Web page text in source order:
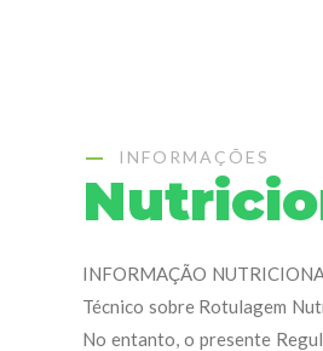
INFORMAÇÕES
INFORMAÇÃO
Técnico sobre Rotulagem
No entanto, o presente